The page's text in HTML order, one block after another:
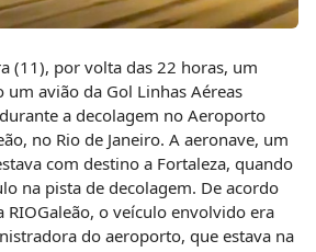
(11), por volta das 22 horas, um
avião da Gol Linhas Aéreas
a decolagem no Aeroporto
no Rio de Janeiro. A aeronave, um
com destino a Fortaleza, quando
na pista de decolagem. De acordo
RIOGaleão, o veículo envolvido era
do aeroporto, que estava na